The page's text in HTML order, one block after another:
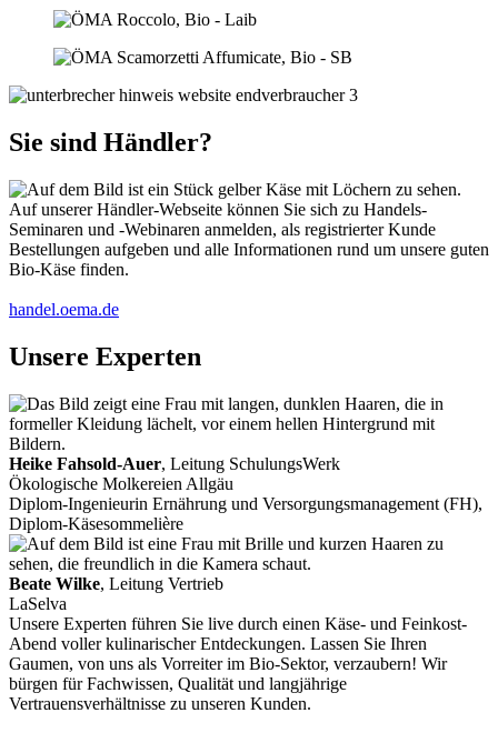
Sie sind Händler?
Auf unserer Händler-Webseite können Sie sich zu Handels-
Seminaren und -Webinaren anmelden, als registrierter Kunde
Bestellungen aufgeben und alle Informationen rund um unsere guten
Bio-Käse finden.
handel.oema.de
Unsere Experten
Heike Fahsold-Auer, Leitung SchulungsWerk
Ökologische Molkereien Allgäu
Diplom-Ingenieurin Ernährung und Versorgungsmanagement (FH),
Diplom-Käsesommelière
Beate Wilke, Leitung Vertrieb
LaSelva
Unsere Experten führen Sie live durch einen Käse- und Feinkost-
Abend voller kulinarischer Entdeckungen. Lassen Sie Ihren
Gaumen, von uns als Vorreiter im Bio-Sektor, verzaubern! Wir
bürgen für Fachwissen, Qualität und langjährige
Vertrauensverhältnisse zu unseren Kunden.